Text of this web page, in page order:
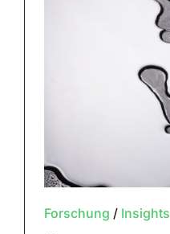
Forschung / Insights